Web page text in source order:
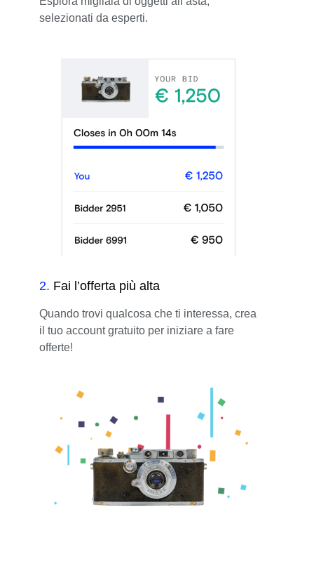
selezionati da esperti.
2. Fai l’offerta più alta
Quando trovi qualcosa che ti interessa, crea
il tuo account gratuito per iniziare a fare
offerte!